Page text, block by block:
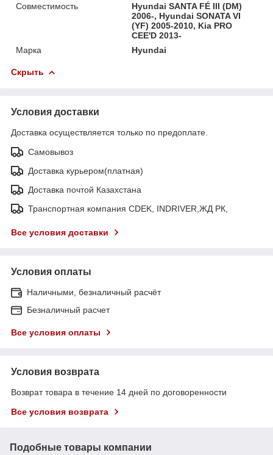
Совместимость
Hyundai SANTA FÉ III (DM)
2006-, Hyundai SONATA VI
(YF) 2005-2010, Kia PRO
CEE'D 2013-
Марка
Hyundai
Скрыть
Условия доставки
Доставка осуществляется только по предоплате.
Самовывоз
Доставка курьером(платная)
Доставка почтой Казахстана
Транспортная компания CDEK, INDRIVER,ЖД РК,
Все условия доставки
Условия оплаты
Наличными, безналичный расчёт
Безналичный расчет
Все условия оплаты
Условия возврата
Возврат товара в течение 14 дней по договоренности
Все условия возврата
Подобные товары компании